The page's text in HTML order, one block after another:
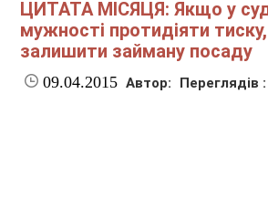
ЦИТАТА МІСЯЦЯ: Якщо у
мужності протидіяти
залишити займану посаду
09.04.2015 Автор: Переглядів :